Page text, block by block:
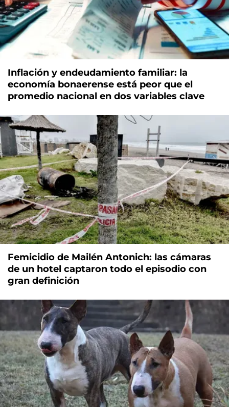
Inflación y endeudamiento familiar: la
economía bonaerense está peor que el
promedio nacional en dos variables clave
Femicidio de Mailén Antonich: las cámaras
de un hotel captaron todo el episodio con
gran definición